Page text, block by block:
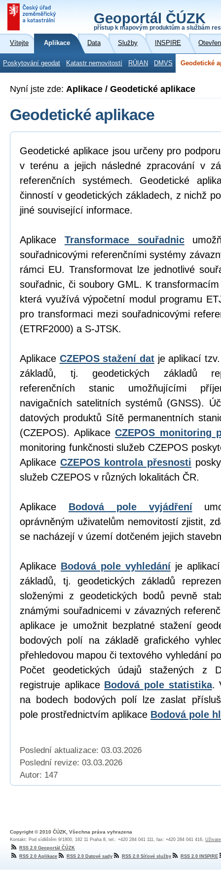
Geoportál ČÚZK
přístup k mapovým produktům a službám
Vítejte Aplikace Data Služby INSPIRE
Poskytování geodat Katastr nemovitostí RÚIAN DMVS Geodetické
Nyní jste zde: Aplikace / Geodetické aplikace
Geodetické aplikace
Geodetické aplikace jsou určeny pro
v terénu a jejich následné zpracování v
referenčních systémech. Geodetické
činností v geodetických základech, z nichž
jiné související informace.
Aplikace Transformace souřadnic
souřadnicovými referenčními systémy
rámci EU. Transformovat lze jednotlivé
souřadnic, či soubory GML. K
která využívá výpočetní modul programu
pro transformaci mezi souřadnicovými
(ETRF2000) a S-JTSK.
Aplikace CZEPOS stažení datje aplikací
základů, tj. geodetických základů
referenčních stanic umožňujícími
navigačních satelitních systémů (GNSS).
datových produktů Sítě permanentních
(CZEPOS). Aplikace CZEPOS monitoring
monitoring funkčnosti služeb CZEPOS
Aplikace CZEPOS kontrola přesnosti
služeb CZEPOS v různých lokalitách ČR.
Aplikace Bodová pole vyjádření
oprávněným uživatelům nemovitostí zjistit,
se nacházejí v území dotčeném jejich
Aplikace Bodová pole vyhledání je
základů, tj. geodetických základů
složenými z geodetických bodů pevně
známými souřadnicemi v závazných
aplikace je umožnit bezplatné stažení
bodových polí na základě grafického
přehledovou mapou či textového vyhledání
Počet geodetických údajů stažených z
registruje aplikace Bodová pole statistika.
na bodech bodových polí lze zaslat
pole prostřednictvím aplikace Bodová pole
Poslední aktualizace: 03.03.2026
Poslední revize: 03.03.2026
Autor: 147
Copyright © 2010 ČÚZK, Všechna práva vyhrazena
Kontakt: Pod sídlištěm 9/1800, 182 11 Praha 8, tel.: +420 284 041 111, fax: +420 284 041 416,
RSS 2.0 Geoportál ČÚZK
RSS 2.0 Aplikace
RSS 2.0 Datové sady RSS 2.0 Síťové služby RSS 2.0 INSPIRE